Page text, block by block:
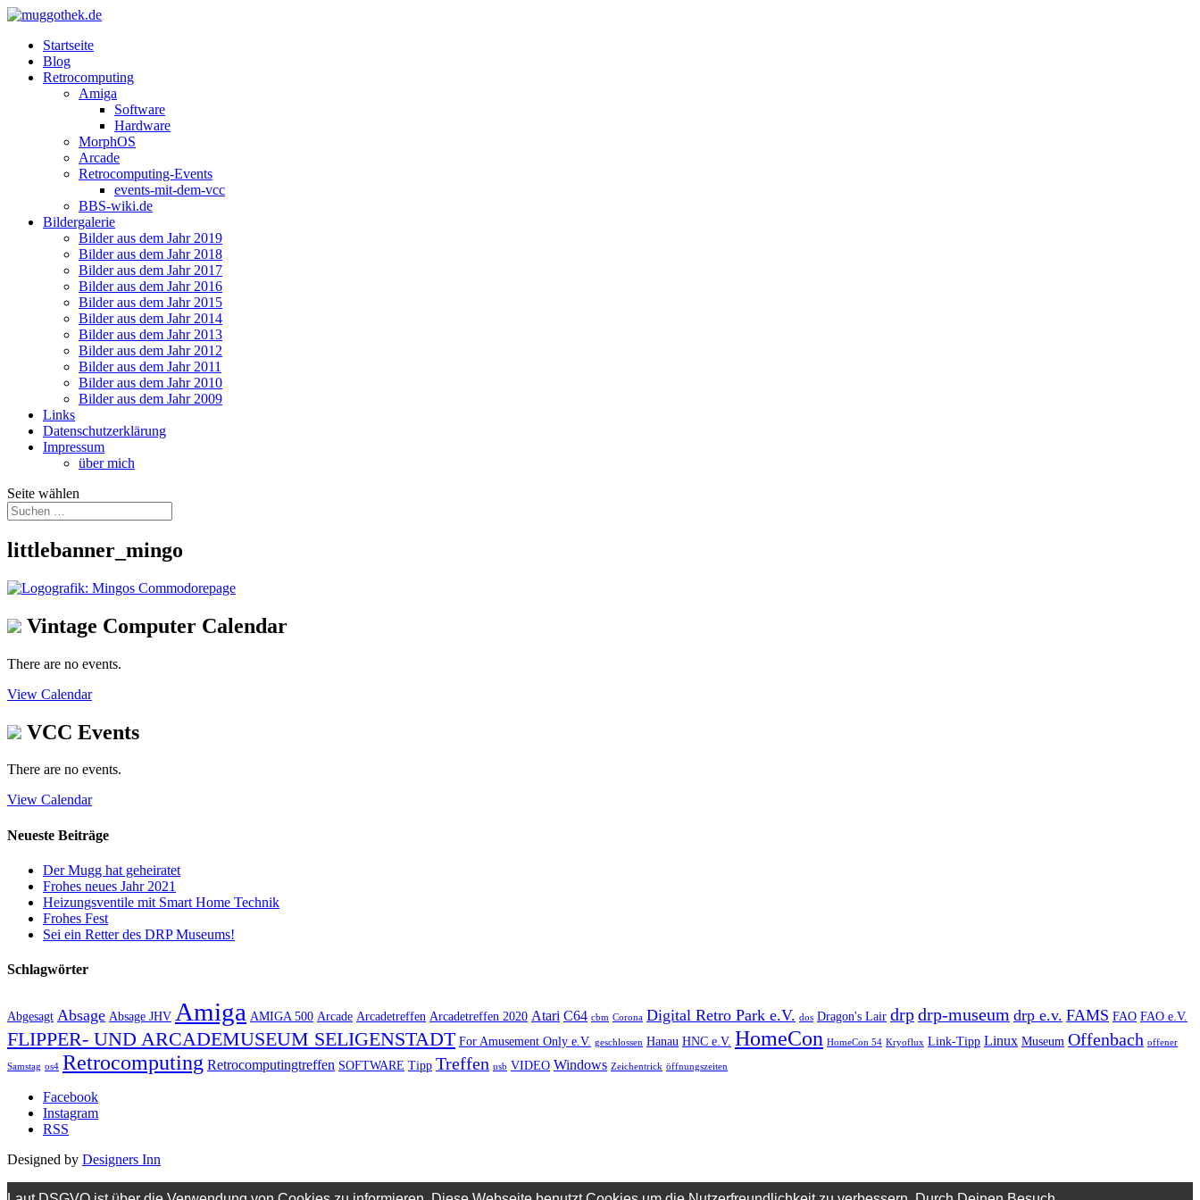
Startseite
Blog
Retrocomputing
Amiga
Software
Hardware
MorphOS
Arcade
Retrocomputing-Events
events-mit-dem-vcc
BBS-wiki.de
Bildergalerie
Bilder aus dem Jahr 2019
Bilder aus dem Jahr 2018
Bilder aus dem Jahr 2017
Bilder aus dem Jahr 2016
Bilder aus dem Jahr 2015
Bilder aus dem Jahr 2014
Bilder aus dem Jahr 2013
Bilder aus dem Jahr 2012
Bilder aus dem Jahr 2011
Bilder aus dem Jahr 2010
Bilder aus dem Jahr 2009
Links
Datenschutzerklärung
Impressum
über mich
Seite wählen
littlebanner_mingo
Vintage Computer Calendar
There are no events.
View Calendar
VCC Events
There are no events.
View Calendar
Neueste Beiträge
Der Mugg hat geheiratet
Frohes neues Jahr 2021
Heizungsventile mit Smart Home Technik
Frohes Fest
Sei ein Retter des DRP Museums!
Schlagwörter
Abgesagt Absage Absage JHV Amiga AMIGA 500 Arcade Arcadetreffen Arcadetreffen 2020 Atari C64 cbm Corona Digital Retro Park e.V. dos Dragon's Lair drpdrp-museum drp e.v. FAMS FAO FAO e.V.
FLIPPER- UND ARCADEMUSEUM SELIGENSTADT For Amusement Only e.V. geschlossen Hanau HNC e.V. HomeCon HomeCon 54 Kryoflux Link-Tipp Linux Museum Offenbach offener
Samstag os4 Retrocomputing Retrocomputingtreffen SOFTWARE Tipp Treffen usb VIDEO Windows Zeichentrick öffnungszeiten
Facebook
Instagram
RSS
Designed by Designers Inn